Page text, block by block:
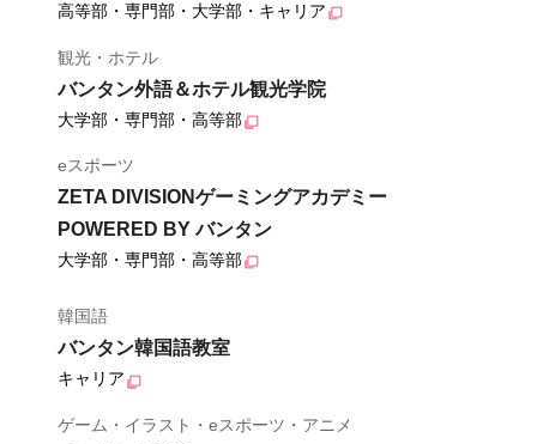
高等部・専門部・大学部・キャリア
観光・ホテル
バンタン外語＆ホテル観光学院
大学部・専門部・高等部
eスポーツ
ZETA DIVISIONゲーミングアカデミー
POWERED BY バンタン
大学部・専門部・高等部
韓国語
バンタン韓国語教室
キャリア
ゲーム・イラスト・eスポーツ・アニメ